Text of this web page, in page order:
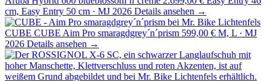
cm, Easy Entry 50 cm · MJ 2026 Details ansehen →
CUBE CUBE Aim Pro smaragdgrey´n´prism 599,00 € M, L · MJ
2026 Details ansehen →